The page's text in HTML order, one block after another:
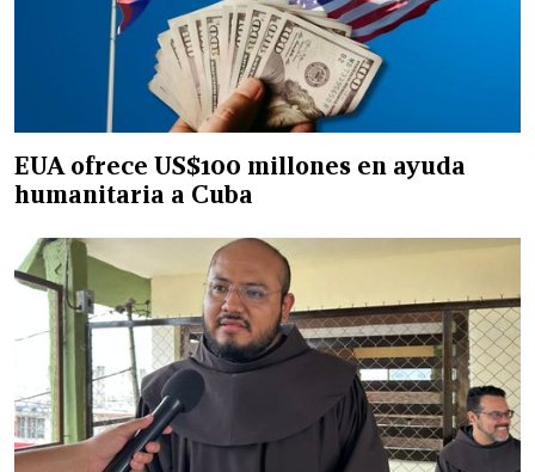
EUA ofrece US$100 millones en ayuda
humanitaria a Cuba